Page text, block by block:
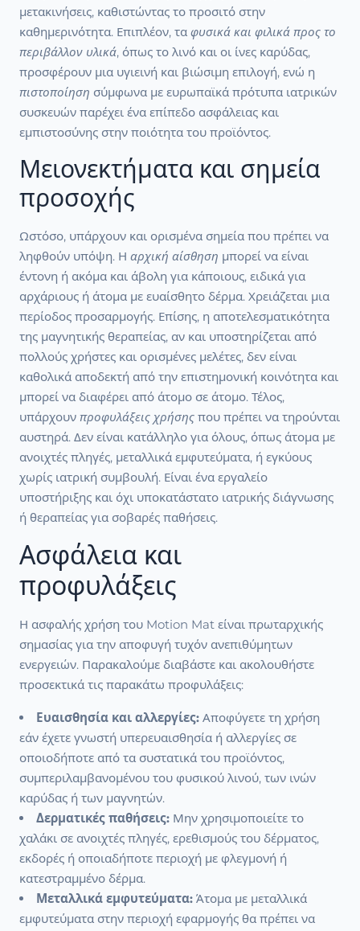
μετακινήσεις, καθιστώντας το προσιτό στην
καθημερινότητα. Επιπλέον, τα φυσικά και φιλικά προς το
περιβάλλον υλικά, όπως το λινό και οι ίνες καρύδας,
προσφέρουν μια υγιεινή και βιώσιμη επιλογή, ενώ η
πιστοποίηση σύμφωνα με ευρωπαϊκά πρότυπα ιατρικών
συσκευών παρέχει ένα επίπεδο ασφάλειας και
εμπιστοσύνης στην ποιότητα του προϊόντος.
Μειονεκτήματα και σημεία
προσοχής
Ωστόσο, υπάρχουν και ορισμένα σημεία που πρέπει να
ληφθούν υπόψη. Η αρχική αίσθηση μπορεί να είναι
έντονη ή ακόμα και άβολη για κάποιους, ειδικά για
αρχάριους ή άτομα με ευαίσθητο δέρμα. Χρειάζεται μια
περίοδος προσαρμογής. Επίσης, η αποτελεσματικότητα
της μαγνητικής θεραπείας, αν και υποστηρίζεται από
πολλούς χρήστες και ορισμένες μελέτες, δεν είναι
καθολικά αποδεκτή από την επιστημονική κοινότητα και
μπορεί να διαφέρει από άτομο σε άτομο. Τέλος,
υπάρχουν προφυλάξεις χρήσης που πρέπει να τηρούνται
αυστηρά. Δεν είναι κατάλληλο για όλους, όπως άτομα με
ανοιχτές πληγές, μεταλλικά εμφυτεύματα, ή εγκύους
χωρίς ιατρική συμβουλή. Είναι ένα εργαλείο
υποστήριξης και όχι υποκατάστατο ιατρικής διάγνωσης
ή θεραπείας για σοβαρές παθήσεις.
Ασφάλεια και
προφυλάξεις
Η ασφαλής χρήση του Motion Mat είναι πρωταρχικής
σημασίας για την αποφυγή τυχόν ανεπιθύμητων
ενεργειών. Παρακαλούμε διαβάστε και ακολουθήστε
προσεκτικά τις παρακάτω προφυλάξεις:
Ευαισθησία και αλλεργίες: Αποφύγετε τη χρήση
εάν έχετε γνωστή υπερευαισθησία ή αλλεργίες σε
οποιοδήποτε από τα συστατικά του προϊόντος,
συμπεριλαμβανομένου του φυσικού λινού, των ινών
καρύδας ή των μαγνητών.
Δερματικές παθήσεις: Μην χρησιμοποιείτε το
χαλάκι σε ανοιχτές πληγές, ερεθισμούς του δέρματος,
εκδορές ή οποιαδήποτε περιοχή με φλεγμονή ή
κατεστραμμένο δέρμα.
Μεταλλικά εμφυτεύματα: Άτομα με μεταλλικά
εμφυτεύματα στην περιοχή εφαρμογής θα πρέπει να